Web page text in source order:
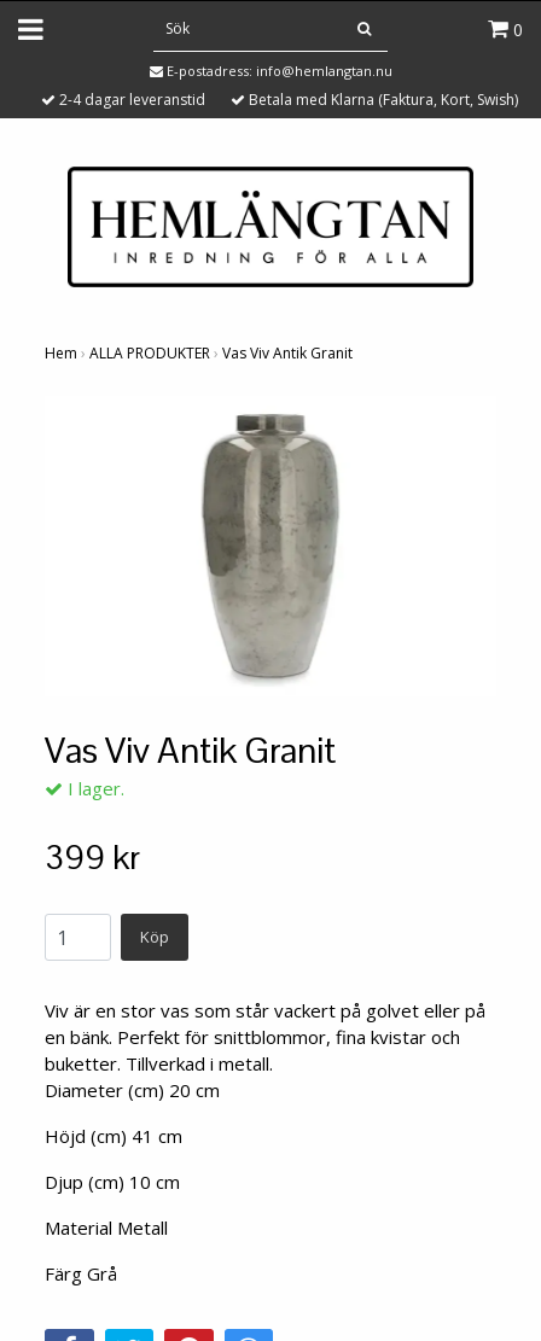
0
E-postadress: info@hemlangtan.nu
2-4 dagar leveranstid Betala med Klarna (Faktura, Kort, Swish)
Hem › ALLA PRODUKTER› Vas Viv Antik Granit
Vas Viv Antik Granit
I lager.
399 kr
Köp
Viv är en stor vas som står vackert på golvet eller på
en bänk. Perfekt för snittblommor, fina kvistar och
buketter. Tillverkad i metall.
Diameter (cm) 20 cm
Höjd (cm) 41 cm
Djup (cm) 10 cm
Material Metall
Färg Grå